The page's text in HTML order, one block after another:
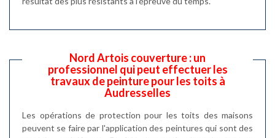
Nord Artois couverture : un
professionnel qui peut effectuer les
travaux de peinture pour les toits à
Audresselles
Les opérations de protection pour les toits des maisons
peuvent se faire par l'application des peintures qui sont des